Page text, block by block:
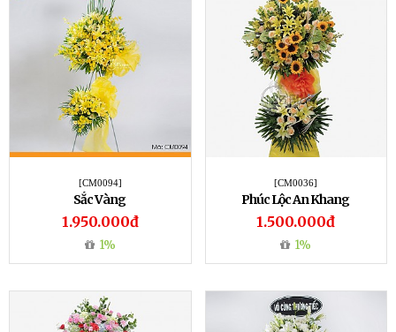
[CM0094]
Sắc Vàng
1.950.000đ
1%
[CM0036]
Phúc Lộc An Khang
1.500.000đ
1%